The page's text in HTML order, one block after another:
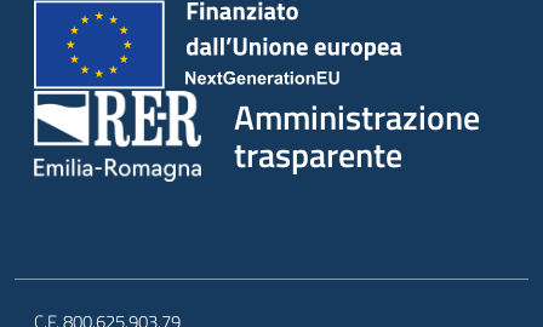
Amministrazione
trasparente
C.F. 800.625.903.79